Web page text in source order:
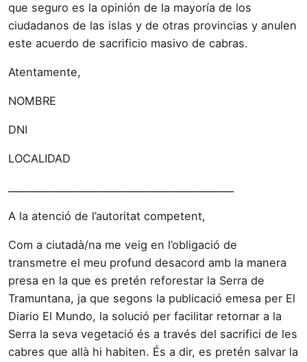
que seguro es la opinión de la mayoría de los
ciudadanos de las islas y de otras provincias y anulen
este acuerdo de sacrificio masivo de cabras.
Atentamente,
NOMBRE
DNI
LOCALIDAD
A la atenció de l’autoritat competent,
Com a ciutadà/na me veig en l’obligació de
transmetre el meu profund desacord amb la manera
presa en la que es pretén reforestar la Serra de
Tramuntana, ja que segons la publicació emesa per El
Diario El Mundo, la solució per facilitar retornar a la
Serra la seva vegetació és a través del sacrifici de les
cabres que allà hi habiten. És a dir, es pretén salvar la